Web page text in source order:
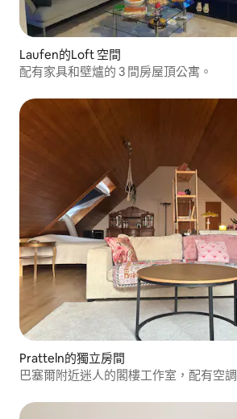
Laufen的Loft 空間
配有家具和壁爐的 3 間房屋頂公寓。
Pratteln的獨立房間
巴塞爾附近迷人的閣樓工作室，配有空調